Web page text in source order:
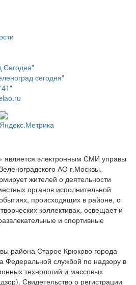
Сегодня"
сегодня"
является электронным СМИ управы
АО г.Москвы.
жителей о деятельности
органов исполнительной
происходящих в районе, о
коллективах, освещает и
и спортивные
района Старое Крюково города
Федеральной службой по надзору в
технологий и массовых
Свидетельство о регистрации